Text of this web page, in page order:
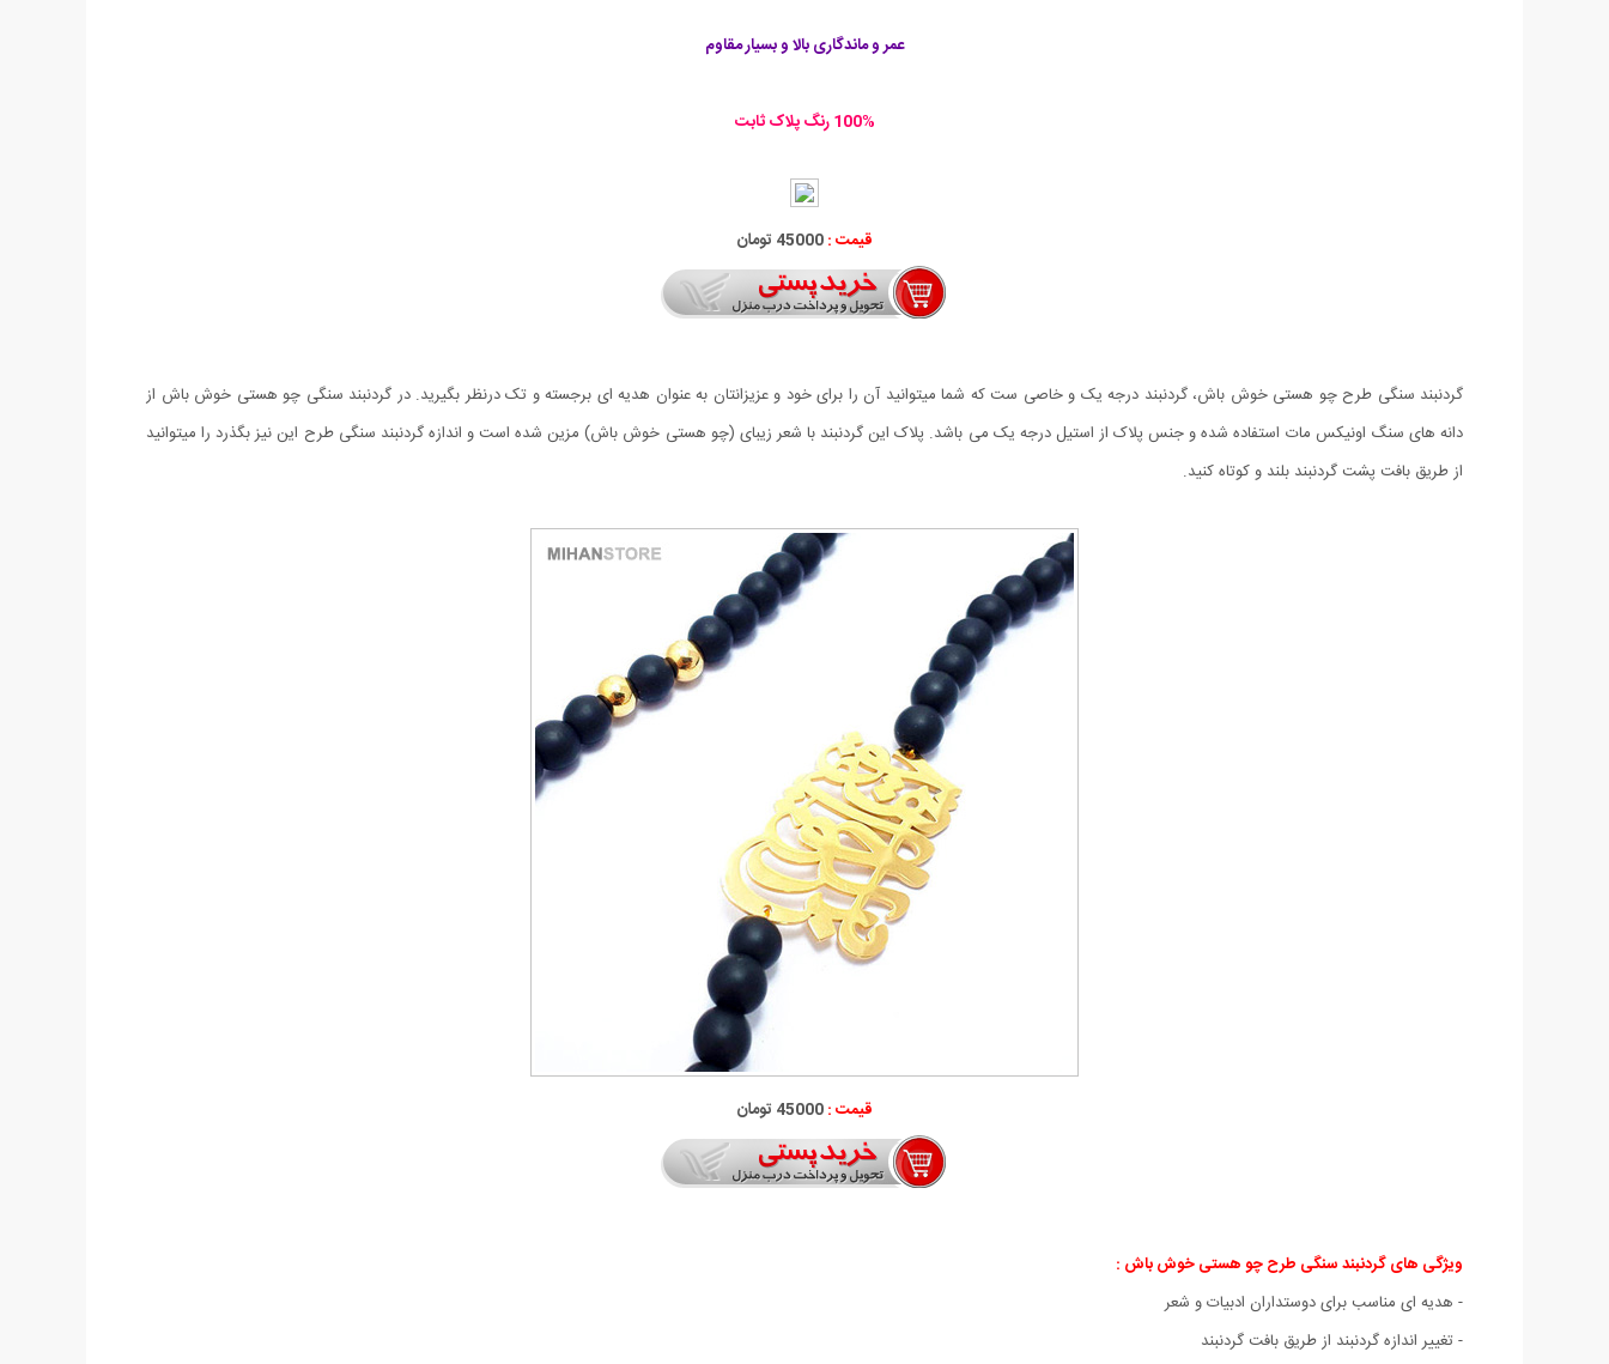
عمر و ماندگاری بالا و بسیار مقاوم
100% رنگ پلاک ثابت
قیمت :45000 تومان
گردنبند سنگی طرح چو هستی خوش باش، گردنبند درجه یک و خاصی ست که شما میتوانید آن را برای خود و عزیزانتان به عنوان هدیه ای برجسته و تک درنظر بگیرید. در گردنبند سنگی چو هستی خوش باش از
دانه های سنگ اونیکس مات استفاده شده و جنس پلاک از استیل درجه یک می باشد. پلاک این گردنبند با شعر زیبای (چو هستی خوش باش) مزین شده است و اندازه گردنبند سنگی طرح این نیز بگذرد را میتوانید
از طریق بافت پشت گردنبند بلند و کوتاه کنید.
قیمت :45000 تومان
ویژگی های گردنبند سنگی طرح چو هستی خوش باش :
- هدیه ای مناسب برای دوستداران ادبیات و شعر
- تغییر اندازه گردنبند از طریق بافت گردنبند